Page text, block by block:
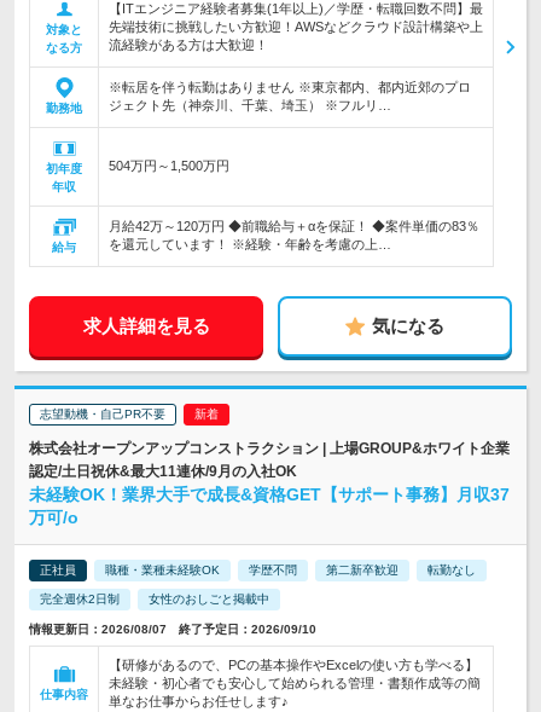
対象と
なる方
【ITエンジニア経験者募集(1年以上)／学歴・転職回数不問】最
先端技術に挑戦したい方歓迎！AWSなどクラウド設計構築や上
流経験がある方は大歓迎！
勤務地
※転居を伴う転勤はありません ※東京都内、都内近郊のプロ
ジェクト先（神奈川、千葉、埼玉） ※フルリ…
初年度
年収
504万円～1,500万円
給与
月給42万～120万円 ◆前職給与＋αを保証！ ◆案件単価の83％
を還元しています！ ※経験・年齢を考慮の上…
求人詳細を見る 気になる
志望動機・自己PR不要
株式会社オープンアップコンストラクション | 上場GROUP&ホワイト企業
認定/土日祝休&最大11連休/9月の入社OK
未経験OK！業界大手で成長&資格GET【サポート事務】月収37
万可/o
正社員 職種・業種未経験OK 学歴不問 第二新卒歓迎 転勤なし
完全週休2日制 女性のおしごと掲載中
情報更新日：2026/08/07 終了予定日：2026/09/10
仕事内容
【研修があるので、PCの基本操作やExcelの使い方も学べる】
未経験・初心者でも安心して始められる管理・書類作成等の簡
単なお仕事からお任せします♪